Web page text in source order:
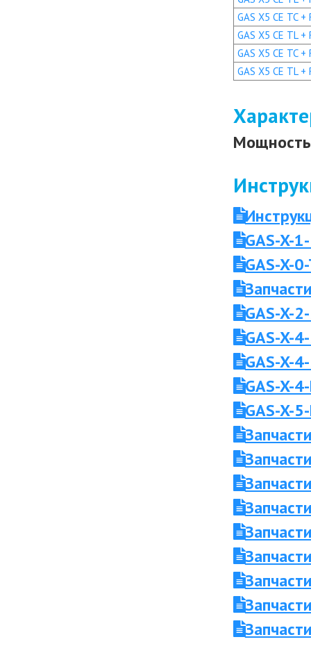
GAS X5 CE TC +
GAS X5 CE TL +
GAS X5 CE TC +
GAS X5 CE TL +
Мощность
GAS-X-
GAS-X-
GAS-X-
GAS-X-
GAS-X-
GAS-X-
GAS-X-